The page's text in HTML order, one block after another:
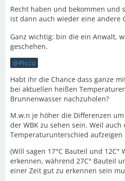
Recht haben und bekommen und
ist dann auch wieder eine andere
Ganz wichtig: bin die ein Anwalt,
geschehen.
Picco
Habt ihr die Chance dass ganze
bei aktuellen heißen
Brunnenwasser nachzuholen?
M.w.n je höher die Differenzen
der WBK zu sehen sein. Weil
Temperaturunterschied aufzeigen
(Will sagen 17°C Bauteil und 12C°
erkennen, während 27C° Bauteil
einer Zeit gut zu erkennen sein